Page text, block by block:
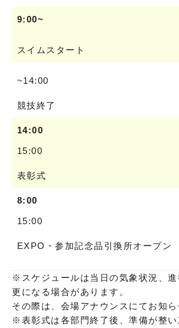
9:00~
スイムスタート
~14:00
競技終了
14:00
15:00
表彰式
8:00
15:00
EXPO・参加記念品引換所オープン
※スケジュールは当日の気象状況、
更になる場合があります。
その際は、会場アナウンスにてお知ら
※表彰式は各部門終了後、準備が整い